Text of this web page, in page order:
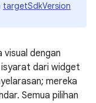
targetSdkVersion
dengan
dari widget
mereka
Semua pilihan